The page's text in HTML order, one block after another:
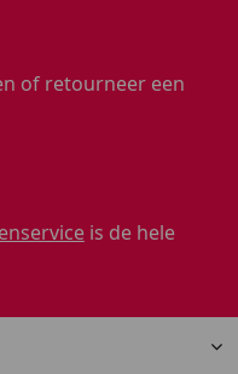
of retourneer een
is de hele